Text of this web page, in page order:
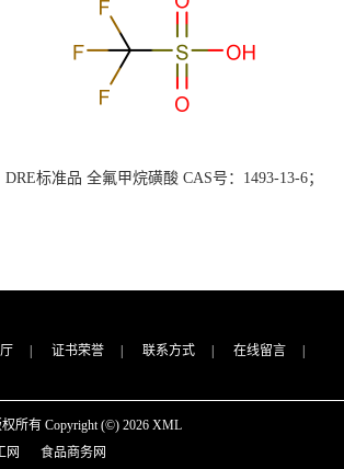
DRE标准品 全氟甲烷磺酸 CAS号：1493-13-6；
| 证书荣誉 | 联系方式 | 在线留言 |
所有 Copyright (©) 2026 XML
网 食品商务网